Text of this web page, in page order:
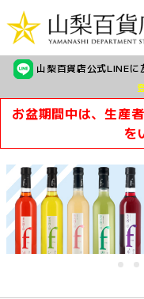
山梨百貨店公式LINEに
お盆期間中は、生産
を